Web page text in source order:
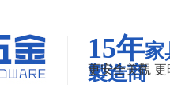
15年家
製造商
更安全美觀